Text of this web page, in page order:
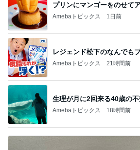
プリンにマンゴーをのせて
Amebaトピックス 1日前
レジェンド松下のなんでも
Amebaトピックス 21時間前
生理が月に2回来る40歳の
Amebaトピックス 18時間前